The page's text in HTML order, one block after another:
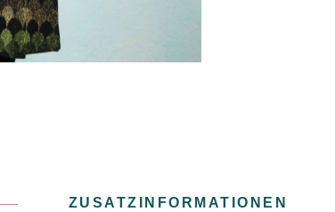
ZUSATZINFORMATIONEN